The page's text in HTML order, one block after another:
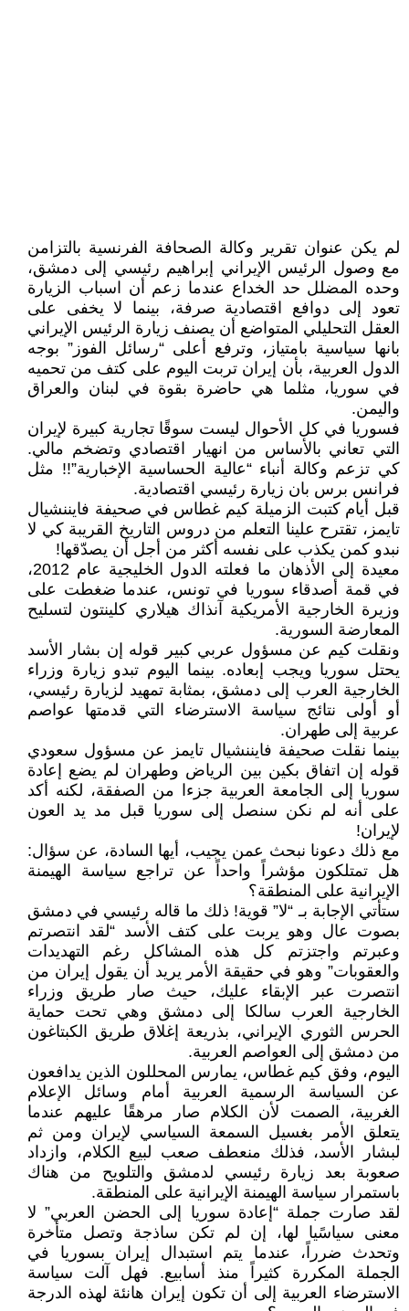
لم يكن عنوان تقرير وكالة الصحافة الفرنسية بالتزامن
مع وصول الرئيس الإيراني إبراهيم رئيسي إلى دمشق،
وحده المضلل حد الخداع عندما زعم أن اسباب الزيارة
تعود إلى دوافع اقتصادية صرفة، بينما لا يخفى على
العقل التحليلي المتواضع أن يصنف زيارة الرئيس الإيراني
بانها سياسية بامتياز، وترفع أعلى “رسائل الفوز” بوجه
الدول العربية، بأن إيران تربت اليوم على كتف من تحميه
في سوريا، مثلما هي حاضرة بقوة في لبنان والعراق
واليمن.
فسوريا في كل الأحوال ليست سوقًا تجارية كبيرة لإيران
التي تعاني بالأساس من انهيار اقتصادي وتضخم مالي.
كي تزعم وكالة أنباء “عالية الحساسية الإخبارية”!! مثل
فرانس برس بان زيارة رئيسي اقتصادية.
قبل أيام كتبت الزميلة كيم غطاس في صحيفة فايننشيال
تايمز، تقترح علينا التعلم من دروس التاريخ القريبة كي لا
نبدو كمن يكذب على نفسه أكثر من أجل أن يصدّقها!
معيدة إلى الأذهان ما فعلته الدول الخليجية عام 2012،
في قمة أصدقاء سوريا في تونس، عندما ضغطت على
وزيرة الخارجية الأمريكية آنذاك هيلاري كلينتون لتسليح
المعارضة السورية.
ونقلت كيم عن مسؤول عربي كبير قوله إن بشار الأسد
يحتل سوريا ويجب إبعاده. بينما اليوم تبدو زيارة وزراء
الخارجية العرب إلى دمشق، بمثابة تمهيد لزيارة رئيسي،
أو أولى نتائج سياسة الاسترضاء التي قدمتها عواصم
عربية إلى طهران.
بينما نقلت صحيفة فايننشيال تايمز عن مسؤول سعودي
قوله إن اتفاق بكين بين الرياض وطهران لم يضع إعادة
سوريا إلى الجامعة العربية جزءا من الصفقة، لكنه أكد
على أنه لم نكن سنصل إلى سوريا قبل مد يد العون
لإيران!
مع ذلك دعونا نبحث عمن يجيب، أيها السادة، عن سؤال:
هل تمتلكون مؤشراً واحداً عن تراجع سياسة الهيمنة
الإيرانية على المنطقة؟
ستأتي الإجابة بـ “لا” قوية! ذلك ما قاله رئيسي في دمشق
بصوت عال وهو يربت على كتف الأسد “لقد انتصرتم
وعبرتم واجتزتم كل هذه المشاكل رغم التهديدات
والعقوبات” وهو في حقيقة الأمر يريد أن يقول إيران من
انتصرت عبر الإبقاء عليك، حيث صار طريق وزراء
الخارجية العرب سالكا إلى دمشق وهي تحت حماية
الحرس الثوري الإيراني، بذريعة إغلاق طريق الكبتاغون
من دمشق إلى العواصم العربية.
اليوم، وفق كيم غطاس، يمارس المحللون الذين يدافعون
عن السياسة الرسمية العربية أمام وسائل الإعلام
الغربية، الصمت لأن الكلام صار مرهقًا عليهم عندما
يتعلق الأمر بغسيل السمعة السياسي لإيران ومن ثم
لبشار الأسد، فذلك منعطف صعب لبيع الكلام، وازداد
صعوبة بعد زيارة رئيسي لدمشق والتلويح من هناك
باستمرار سياسة الهيمنة الإيرانية على المنطقة.
لقد صارت جملة “إعادة سوريا إلى الحضن العربي” لا
معنى سياسًيا لها، إن لم تكن ساذجة وتصل متأخرة
وتحدث ضرراً، عندما يتم استبدال إيران بسوريا في
الجملة المكررة كثيراً منذ أسابيع. فهل آلت سياسة
الاسترضاء العربية إلى أن تكون إيران هانئة لهذه الدرجة